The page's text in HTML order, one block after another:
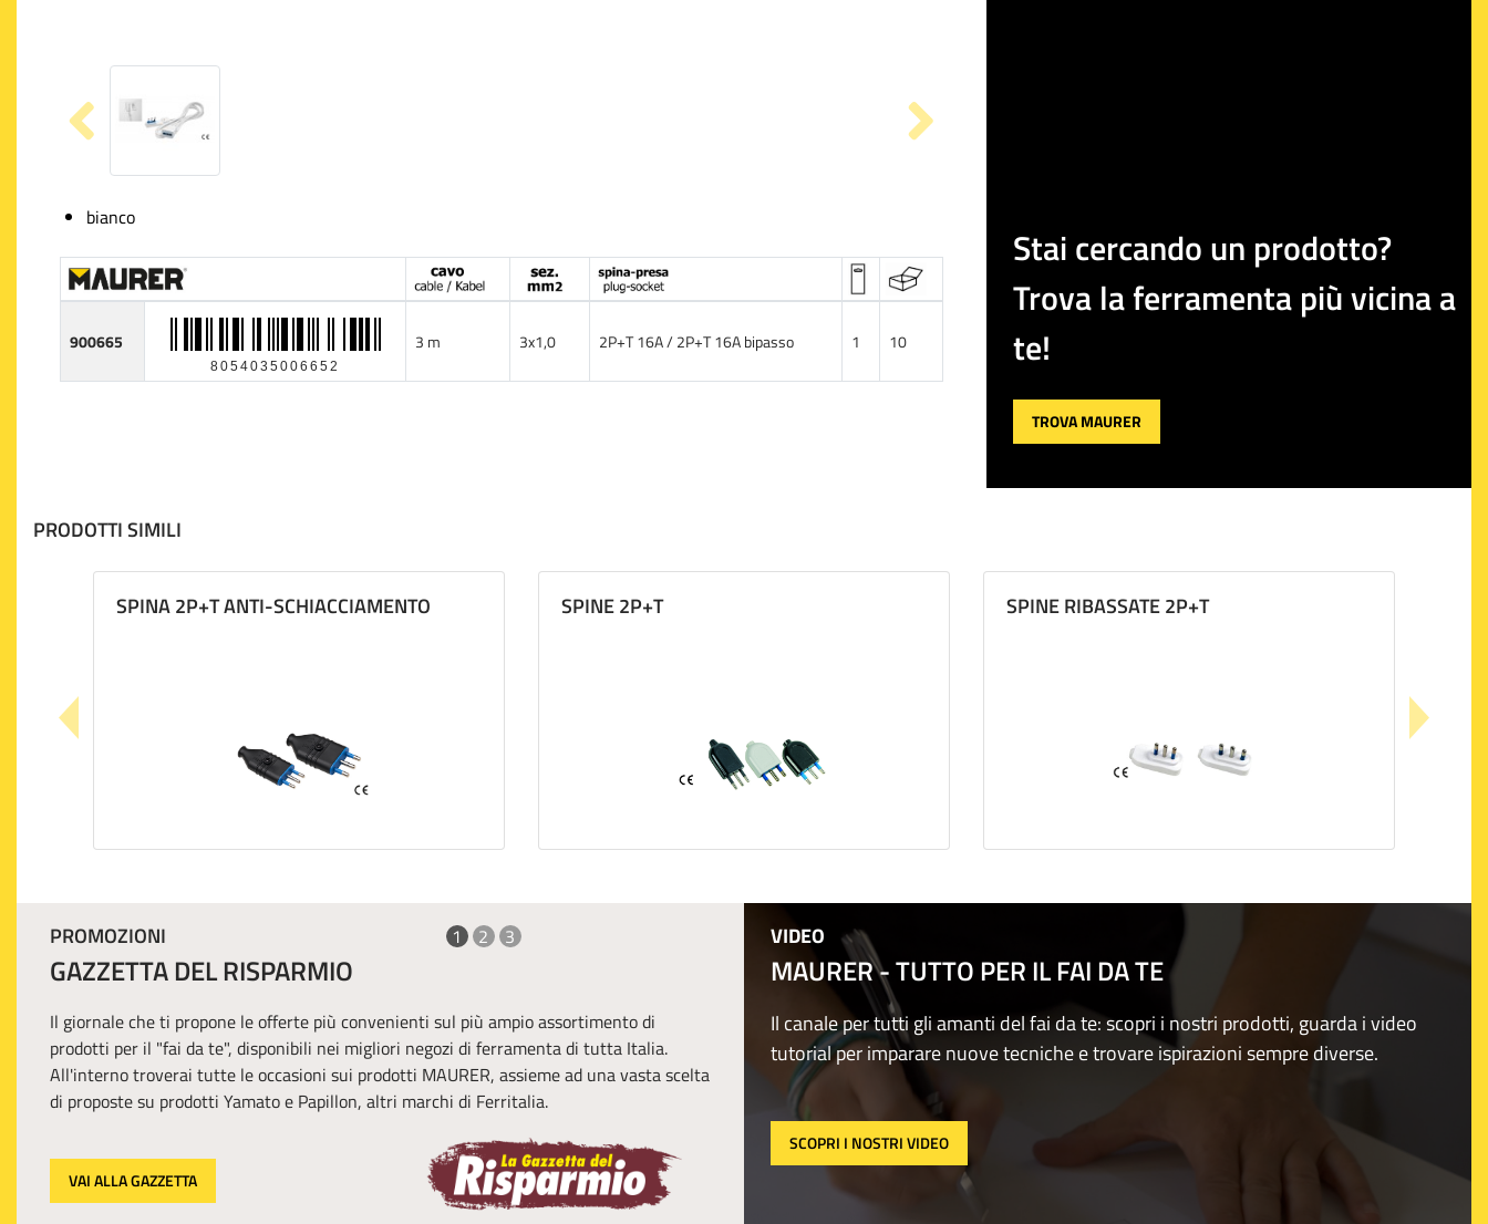
bianco
900665
8054035006652
3 m 3x1,0 2P+T 16A / 2P+T 16A bipasso 1 10
Stai cercando un prodotto?
Trova la ferramenta più vicina a
te!
TROVA MAURER
PRODOTTI SIMILI
SPINA 2P+T ANTI-SCHIACCIAMENTO SPINE 2P+T SPINE RIBASSATE 2P+T
PROMOZIONI 1 2 3
GAZZETTA DEL RISPARMIO
Il giornale che ti propone le offerte più convenienti sul più ampio assortimento di
prodotti per il "fai da te", disponibili nei migliori negozi di ferramenta di tutta Italia.
All'interno troverai tutte le occasioni sui prodotti MAURER, assieme ad una vasta scelta
di proposte su prodotti Yamato e Papillon, altri marchi di Ferritalia.
VAI ALLA GAZZETTA
VIDEO
MAURER - TUTTO PER IL FAI DA TE
Il canale per tutti gli amanti del fai da te: scopri i nostri prodotti, guarda i video
tutorial per imparare nuove tecniche e trovare ispirazioni sempre diverse.
SCOPRI I NOSTRI VIDEO